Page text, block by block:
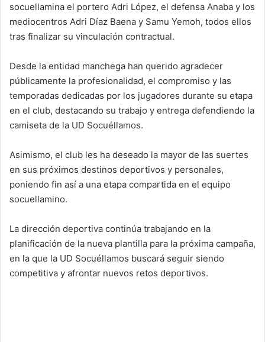
socuellamina el portero Adri López, el defensa Anaba y los
mediocentros Adri Díaz Baena y Samu Yemoh, todos ellos
tras finalizar su vinculación contractual.
Desde la entidad manchega han querido agradecer
públicamente la profesionalidad, el compromiso y las
temporadas dedicadas por los jugadores durante su etapa
en el club, destacando su trabajo y entrega defendiendo la
camiseta de la UD Socuéllamos.
Asimismo, el club les ha deseado la mayor de las suertes
en sus próximos destinos deportivos y personales,
poniendo fin así a una etapa compartida en el equipo
socuellamino.
La dirección deportiva continúa trabajando en la
planificación de la nueva plantilla para la próxima campaña,
en la que la UD Socuéllamos buscará seguir siendo
competitiva y afrontar nuevos retos deportivos.